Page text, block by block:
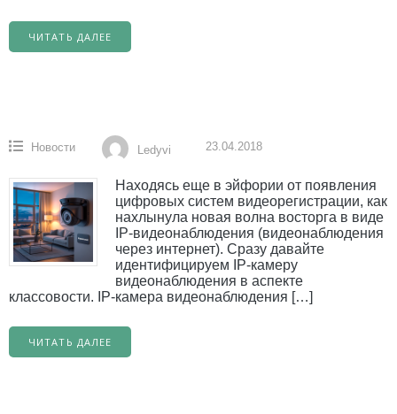
ЧИТАТЬ ДАЛЕЕ
Новости Ledyvi 23.04.2018
Находясь еще в эйфории от появления
цифровых систем видеорегистрации, как
нахлынула новая волна восторга в виде
IP-видеонаблюдения (видеонаблюдения
через интернет). Сразу давайте
идентифицируем IP-камеру
видеонаблюдения в аспекте
классовости. IP-камера видеонаблюдения […]
ЧИТАТЬ ДАЛЕЕ